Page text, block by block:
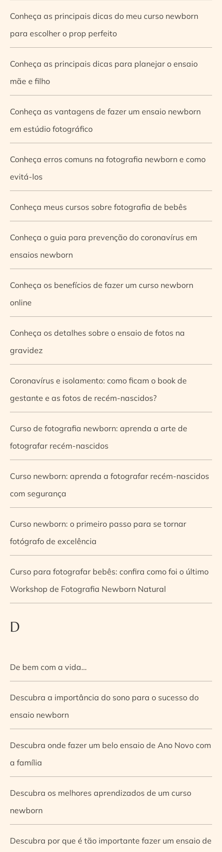
Conheça as principais dicas do meu curso newborn
para escolher o prop perfeito
Conheça as principais dicas para planejar o ensaio
mãe e filho
Conheça as vantagens de fazer um ensaio newborn
em estúdio fotográfico
Conheça erros comuns na fotografia newborn e como
evitá-los
Conheça meus cursos sobre fotografia de bebês
Conheça o guia para prevenção do coronavírus em
ensaios newborn
Conheça os benefícios de fazer um curso newborn
online
Conheça os detalhes sobre o ensaio de fotos na
gravidez
Coronavírus e isolamento: como ficam o book de
gestante e as fotos de recém-nascidos?
Curso de fotografia newborn: aprenda a arte de
fotografar recém-nascidos
Curso newborn: aprenda a fotografar recém-nascidos
com segurança
Curso newborn: o primeiro passo para se tornar
fotógrafo de excelência
Curso para fotografar bebês: confira como foi o último
Workshop de Fotografia Newborn Natural
D
De bem com a vida…
Descubra a importância do sono para o sucesso do
ensaio newborn
Descubra onde fazer um belo ensaio de Ano Novo com
a família
Descubra os melhores aprendizados de um curso
newborn
Descubra por que é tão importante fazer um ensaio de